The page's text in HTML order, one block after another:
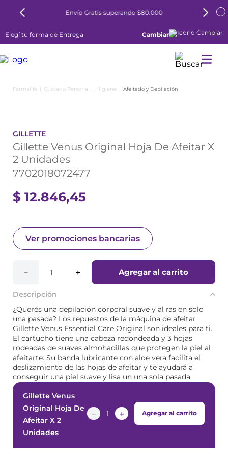
Envío Gratis superando $80.000
Elegí tu forma de Entrega Cambiar
Cuidado Personal Higiene Afeitado y Depilación
GILLETTE
Gillette Venus Original Hoja De Afeitar X
2 Unidades
7702018072477
$ 12.846,45
Ver promociones bancarias
＋
－ Agregar al carrito
Descripción
¿Querés una depilación corporal suave y al ras en solo
una pasada? Los repuestos de la máquina de afeitar
Gillette Venus Essential Care Original son ideales para ti.
El cartucho tiene una cabeza redondeada y 3 hojas
rodeadas de suaves almohadillas que protegen la piel al
afeitarte. Su banda lubricante con aloe vera facilita el
deslizamiento de las hojas de afeitar y te ayudará a
conseguir una piel suave y lisa un una sola pasada.
Gillette Venus
Original Hoja De
Afeitar X 2
Unidades
＋
－ Agregar al carrito